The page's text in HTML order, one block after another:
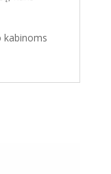
kabinoms